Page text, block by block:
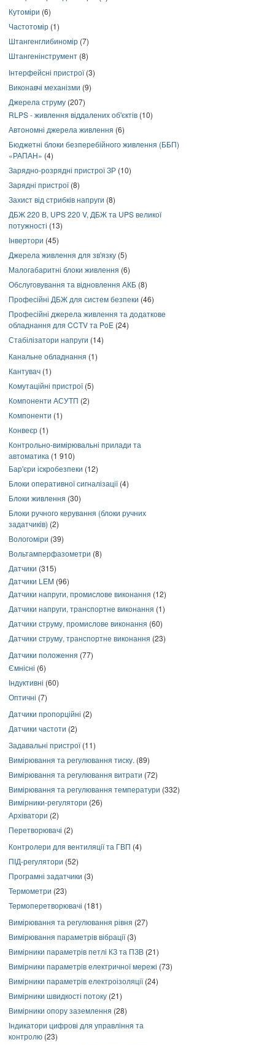
Кутоміри (6)
Частотомір (1)
Штангенглибиномір (7)
Штангенінструмент (8)
Інтерфейсні пристрої(3)
Виконавчі механізми (9)
Джерела струму (207)
RLPS - живлення віддалених об'єктів (10)
Автономні джерела живлення (6)
Бюджетні блоки безперебійного живлення (ББП)
«РАПАН» (4)
Зарядно-розрядні пристрої ЗР (10)
Зарядні пристрої(8)
Захист від стрибків напруги (8)
ДБЖ 220 В, UPS 220 V, ДБЖ та UPS великої
потужності (13)
Інвертори (45)
Джерела живлення для зв'язку (5)
Малогабаритні блоки живлення (6)
Обслуговування та відновлення АКБ (8)
Професійні ДБЖ для систем безпеки (46)
Професійні джерела живлення та додаткове
обладнання для CCTV та PoE (24)
Стабілізатори напруги (14)
Канальне обладнання (1)
Кантувач (1)
Комутаційні пристрої(5)
Компоненти АСУТП (2)
Компоненти (1)
Конвеєр (1)
Контрольно-вимірювальні прилади та
автоматика (1 910)
Бар'єри іскробезпеки (12)
Блоки оперативної сигналізації(4)
Блоки живлення (30)
Блоки ручного керування (блоки ручних
задатчиків) (2)
Вологоміри (39)
Вольтамперфазометри (8)
Датчики (315)
Датчики LEM (96)
Датчики напруги, промислове виконання (12)
Датчики напруги, транспортне виконання (1)
Датчики струму, промислове виконання (60)
Датчики струму, транспортне виконання (23)
Датчики положення (77)
Ємнісні (6)
Індуктивні (60)
Оптичні (7)
Датчики пропорційні (2)
Датчики частоти (2)
Задавальні пристрої(11)
Вимірювання та регулювання тиску. (89)
Вимірювання та регулювання витрати (72)
Вимірювання та регулювання температури (332)
Вимірники-регулятори (26)
Архіватори (2)
Перетворювачі (2)
Контролери для вентиляції та ГВП (4)
ПІД-регулятори (52)
Програмні задатчики (3)
Термометри (23)
Термоперетворювачі (181)
Вимірювання та регулювання рівня (27)
Вимірювання параметрів вібрації(3)
Вимірники параметрів петлі КЗ та ПЗВ (21)
Вимірники параметрів електричної мережі (73)
Вимірники параметрів електроізоляції(24)
Вимірники швидкості потоку (21)
Вимірники опору заземлення (28)
Індикатори цифрові для управління та
контролю (23)